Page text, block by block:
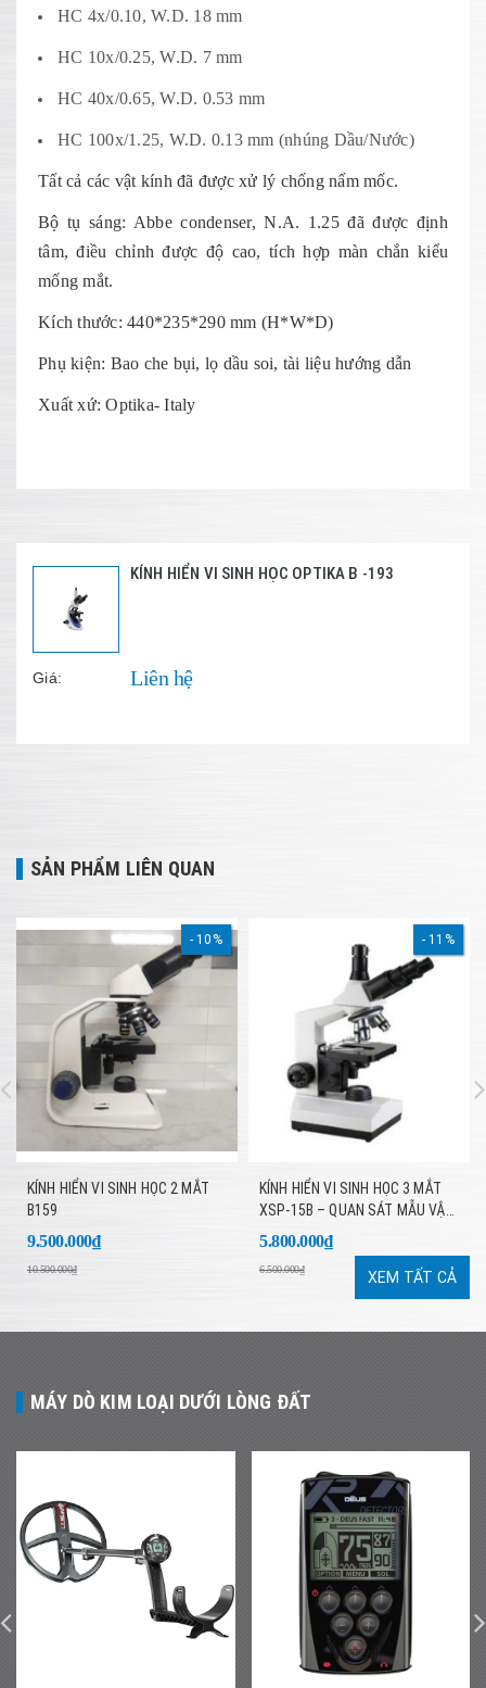
HC 4x/0.10, W.D. 18 mm
HC 10x/0.25, W.D. 7 mm
HC 40x/0.65, W.D. 0.53 mm
HC 100x/1.25, W.D. 0.13 mm (nhúng Dầu/Nước)
Tất cả các vật kính đã được xử lý chống nấm mốc.
Bộ tụ sáng: Abbe condenser, N.A. 1.25 đã được định
tâm, điều chỉnh được độ cao, tích hợp màn chắn kiểu
mống mắt.
Kích thước: 440*235*290 mm (H*W*D)
Phụ kiện: Bao che bụi, lọ dầu soi, tài liệu hướng dẫn
Xuất xứ: Optika- Italy
KÍNH HIỂN VI SINH HỌC OPTIKA B -193
Giá: Liên hệ
SẢN PHẨM LIÊN QUAN
10%
KÍNH HIỂN VI SINH HỌC 2 MẮT
B159
9.500.000₫
10.500.000₫
11%
KÍNH HIỂN VI SINH HỌC 3 MẮT
XSP-15B – QUAN SÁT MẪU VẬT
CHUYÊN SÂU, HÌNH ẢNH SẮC
5.800.000₫
6.500.000₫ XEM TẤT CẢ
MÁY DÒ KIM LOẠI DƯỚI LÒNG ĐẤT